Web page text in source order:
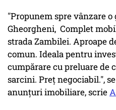
"Propunem spre vânzare
Gheorgheni, Complet
strada Zambilei. Aproape
comun. Ideala pentru
cumpărare cu preluare de
sarcini. Preţ negociabil.",
anunţuri imobiliare, scrie